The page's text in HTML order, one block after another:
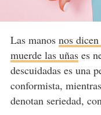
Las manos nos
muerde las uñases
descuidadas es una
conformista,
denotan seriedad,